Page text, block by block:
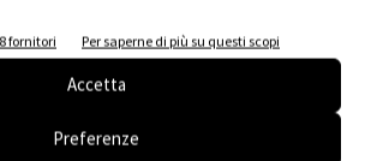
fornitori Per saperne di più su questi scopi
Accetta
Preferenze